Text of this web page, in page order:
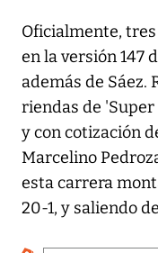
Oficialmente,
en la versión 147
además de Sáez.
riendas de
y con cotización
Marcelino
esta carrera
20-1, y saliendo